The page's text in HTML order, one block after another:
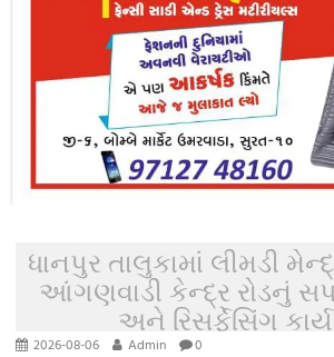
ધાનપુર તાલુકામાં લીમડી
આંગણવાડી કેન્દ્ર રોડનું
અને રિસર્ફેસિંગ
2026-08-06 Admin 0